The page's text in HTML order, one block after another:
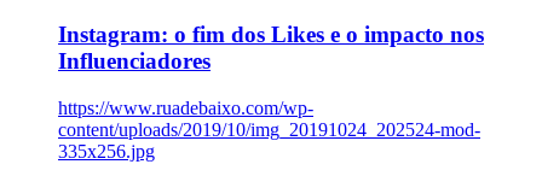
Instagram: o fim dos Likes e o impacto nos
Influenciadores
https://www.ruadebaixo.com/wp-
content/uploads/2019/10/img_20191024_202524-mod-
335x256.jpg